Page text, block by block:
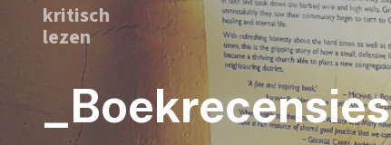
kritisch
lezen
_Boekrecensies